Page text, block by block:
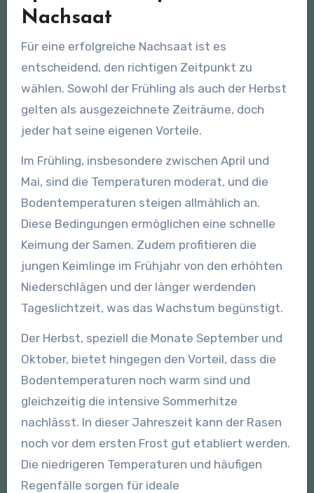
Nachsaat
Für eine erfolgreiche Nachsaat ist es
entscheidend, den richtigen Zeitpunkt zu
wählen. Sowohl der Frühling als auch der Herbst
gelten als ausgezeichnete Zeiträume, doch
jeder hat seine eigenen Vorteile.
Im Frühling, insbesondere zwischen April und
Mai, sind die Temperaturen moderat, und die
Bodentemperaturen steigen allmählich an.
Diese Bedingungen ermöglichen eine schnelle
Keimung der Samen. Zudem profitieren die
jungen Keimlinge im Frühjahr von den erhöhten
Niederschlägen und der länger werdenden
Tageslichtzeit, was das Wachstum begünstigt.
Der Herbst, speziell die Monate September und
Oktober, bietet hingegen den Vorteil, dass die
Bodentemperaturen noch warm sind und
gleichzeitig die intensive Sommerhitze
nachlässt. In dieser Jahreszeit kann der Rasen
noch vor dem ersten Frost gut etabliert werden.
Die niedrigeren Temperaturen und häufigen
Regenfälle sorgen für ideale